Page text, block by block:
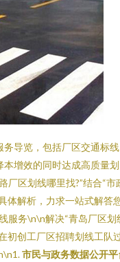
导览，包括厂区交通标
增效的同时达成高质量划
厂区划线哪里找?”结合“市
体解析，力求一站式解答
服务\n\n解决“青岛厂区划
初创工厂区招聘划线工队
市民与政务数据公开平